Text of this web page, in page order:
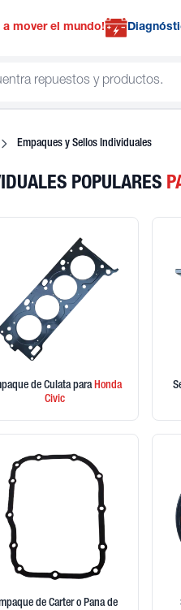
a mover el mundo!
Empaques y Sellos Individuales
POPULARES
de Culata paraHonda
Civic
de Carter o Pana de